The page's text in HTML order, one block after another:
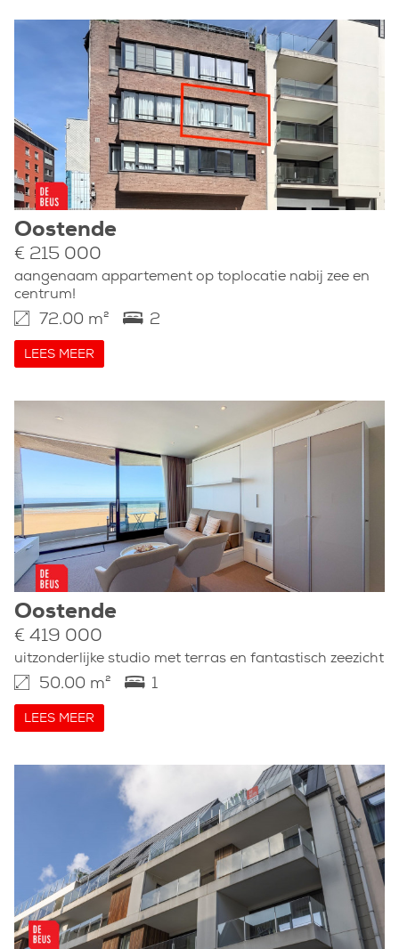
Oostende
€ 215 000
aangenaam appartement op toplocatie nabij zee en
centrum!
72.00 m² 2
LEES MEER
Oostende
€ 419 000
uitzonderlijke studio met terras en fantastisch zeezicht
50.00 m² 1
LEES MEER